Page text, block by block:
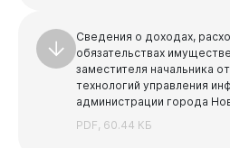
Сведения о доходах,
обязательствах
заместителя начальника
технологий управления
администрации города
PDF, 60.44 КБ